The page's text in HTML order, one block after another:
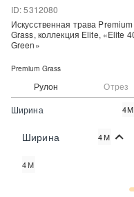
Рулон Отрез
ID: 5312080
Цена:
Искусственная трава Premium
Grass, коллекция Elite, «Elite 40
Green»
Premium Grass
Ширина 4М
Ширина 4М
4М